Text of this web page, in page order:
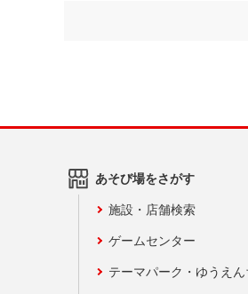
あそび場をさがす
施設・店舗検索
ゲームセンター
テーマパーク・ゆうえん